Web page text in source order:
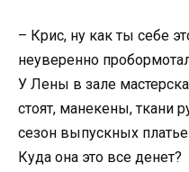
– Крис, ну как ты себе
неуверенно
У Лены в зале
стоят, манекены, ткани
сезон выпускных
Куда она это все денет?